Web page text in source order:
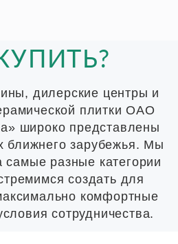
дилерские центры и
плитки ОАО
широко представлены
ближнего зарубежья. Мы
разные категории
создать для
комфортные
сотрудничества.